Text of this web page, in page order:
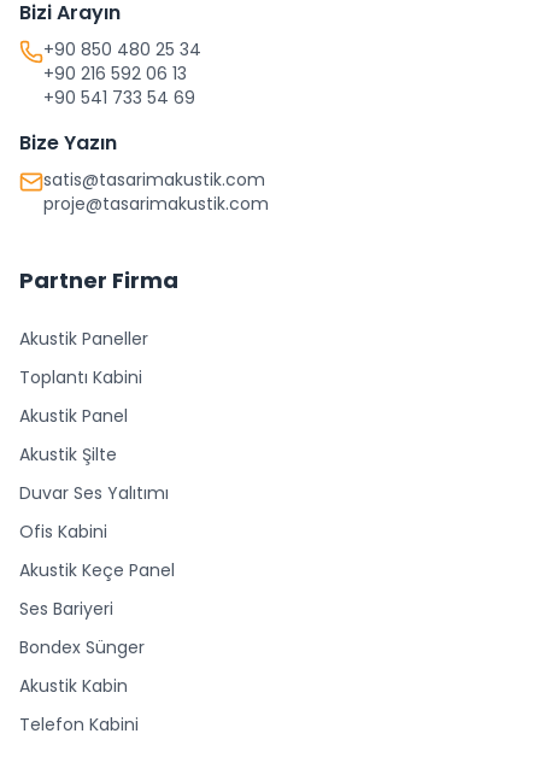
Bizi Arayın
+90 850 480 25 34
+90 216 592 06 13
+90 541 733 54 69
Bize Yazın
satis@tasarimakustik.com
proje@tasarimakustik.com
Partner Firma
Akustik Paneller
Toplantı Kabini
Akustik Panel
Akustik Şilte
Duvar Ses Yalıtımı
Ofis Kabini
Akustik Keçe Panel
Ses Bariyeri
Bondex Sünger
Akustik Kabin
Telefon Kabini